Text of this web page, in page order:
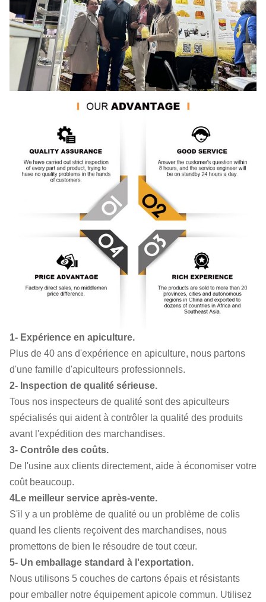
1- Expérience en apiculture.
Plus de 40 ans d'expérience en apiculture, nous partons
d'une famille d'apiculteurs professionnels.
2- Inspection de qualité sérieuse.
Tous nos inspecteurs de qualité sont des apiculteurs
spécialisés qui aident à contrôler la qualité des produits
avant l'expédition des marchandises.
3- Contrôle des coûts.
De l'usine aux clients directement, aide à économiser votre
coût beaucoup.
4Le meilleur service après-vente.
S'il y a un problème de qualité ou un problème de colis
quand les clients reçoivent des marchandises, nous
promettons de bien le résoudre de tout cœur.
5- Un emballage standard à l'exportation.
Nous utilisons 5 couches de cartons épais et résistants
pour emballer notre équipement apicole commun. Utilisez